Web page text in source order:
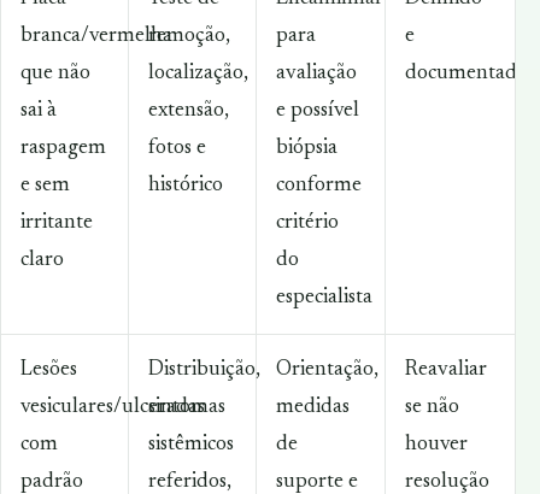
branca/vermelha
que não
sai à
raspagem
e sem
irritante
claro
remoção,
localização,
extensão,
fotos e
histórico
para
avaliação
e possível
biópsia
conforme
critério
do
especialista
e
documentado
Lesões
vesiculares/ulceradas
com
padrão
Distribuição,
sintomas
sistêmicos
referidos,
Orientação,
medidas
de
suporte e
Reavaliar
se não
houver
resolução